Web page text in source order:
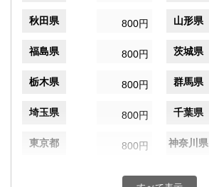
秋田県 800円 山形県
福島県 800円 茨城県
栃木県 800円 群馬県
埼玉県 800円 千葉県
東京都 800円 神奈川県
800円 富山県